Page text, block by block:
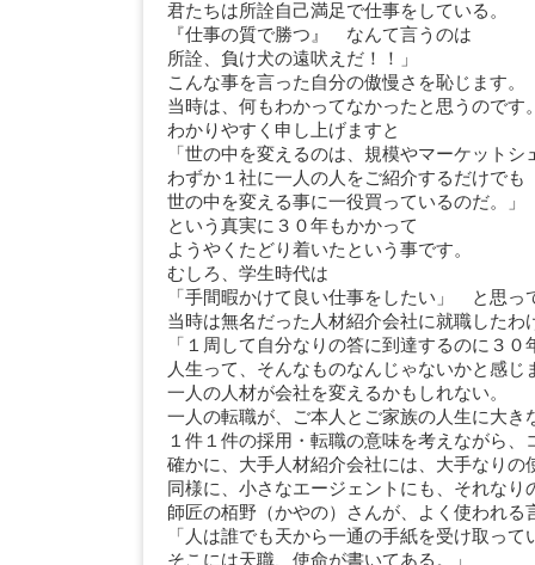
君たちは所詮自己満足で仕事をしている。
『仕事の質で勝つ』 なんて言うのは
所詮、負け犬の遠吠えだ！！」
こんな事を言った自分の傲慢さを恥じます。
当時は、何もわかってなかったと思うのです
わかりやすく申し上げますと
「世の中を変えるのは、規模やマーケットシ
わずか１社に一人の人をご紹介するだけでも
世の中を変える事に一役買っているのだ。」
という真実に３０年もかかって
ようやくたどり着いたという事です。
むしろ、学生時代は
「手間暇かけて良い仕事をしたい」 と思っ
当時は無名だった人材紹介会社に就職したわ
「１周して自分なりの答に到達するのに３０
人生って、そんなものなんじゃないかと感じ
一人の人材が会社を変えるかもしれない。
一人の転職が、ご本人とご家族の人生に大き
１件１件の採用・転職の意味を考えながら、
確かに、大手人材紹介会社には、大手なりの
同様に、小さなエージェントにも、それなり
師匠の栢野（かやの）さんが、よく使われる
「人は誰でも天から一通の手紙を受け取って
そこには天職、使命が書いてある。」